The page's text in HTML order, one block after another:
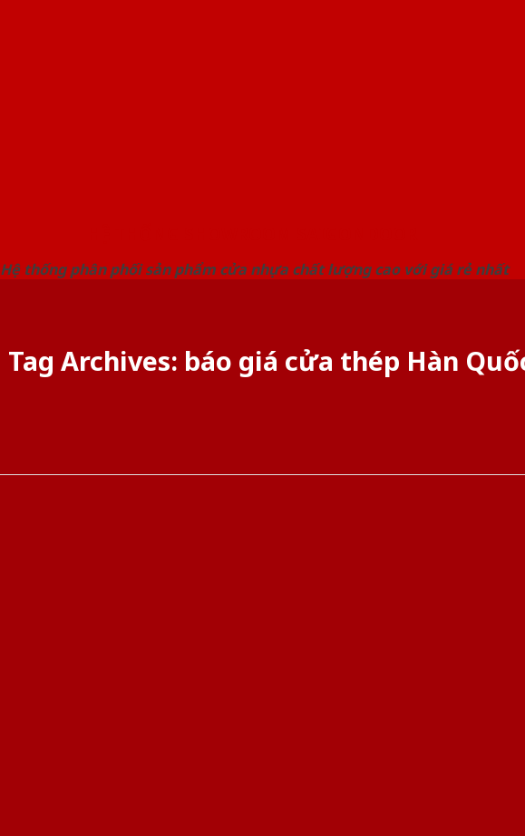
Hệ thống phân phối sản phẩm cửa nhựa chất lượng cao với giá rẻ nhất
Tag Archives: báo giá cửa thép Hàn